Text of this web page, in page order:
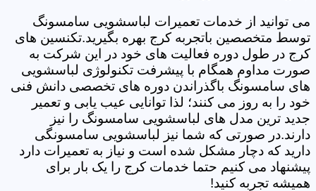
می توانید از خدمات تعمیرات لباسشویی سامسونگ
توسط متخصصین باتجربه کرج بهره بگیرید.تکنسین های
کرج در طول دوره فعالیت های خود در این شرکت به
صورت مداوم همگام با پیشرفت تکنولوژی لباسشویی
های سامسونگ باگذراندن دوره های تخصصی دانش فنی
خود را به روز می کنند؛ لذا توانایی عیب یابی و تعمیر
جدید ترین مدل های لباسشویی سامسونگ را نیز
دارند.در صورتی که شما نیز لباسشویی سامسونگی
دارید که دچار مشکل شده است و نیاز به تعمیرات دارد
پیشنهاد می کنیم حتما خدمات کرج را یک بار برای
همیشه تجربه کنید!